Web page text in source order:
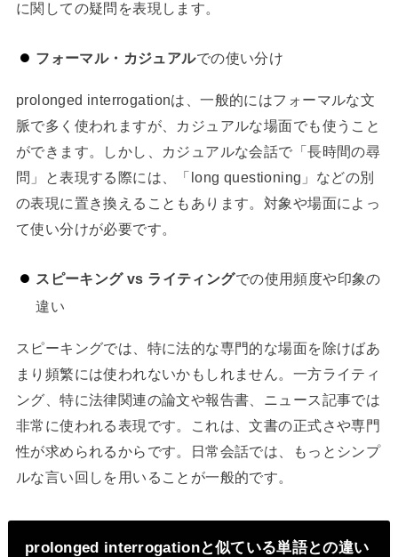
に関しての疑問を表現します。
フォーマル・カジュアルでの使い分け
prolonged interrogationは、一般的にはフォーマルな文
脈で多く使われますが、カジュアルな場面でも使うこと
ができます。しかし、カジュアルな会話で「長時間の尋
問」と表現する際には、「long questioning」などの別
の表現に置き換えることもあります。対象や場面によっ
て使い分けが必要です。
スピーキング vs ライティングでの使用頻度や印象の
違い
スピーキングでは、特に法的な専門的な場面を除けばあ
まり頻繁には使われないかもしれません。一方ライティ
ング、特に法律関連の論文や報告書、ニュース記事では
非常に使われる表現です。これは、文書の正式さや専門
性が求められるからです。日常会話では、もっとシンプ
ルな言い回しを用いることが一般的です。
prolonged interrogationと似ている単語との違い